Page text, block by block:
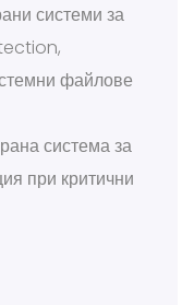
системи за
файлове
система за
при критични